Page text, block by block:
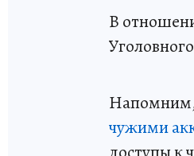
В
Напомним,
чужими